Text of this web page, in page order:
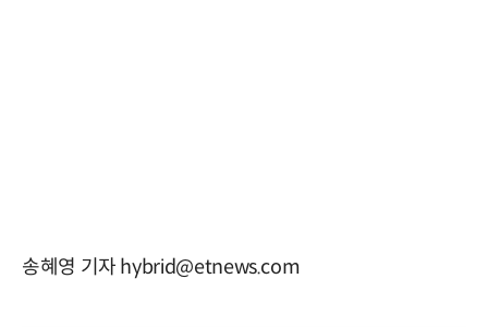
송혜영 기자 hybrid@etnews.com